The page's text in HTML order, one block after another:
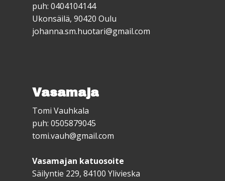
puh: 0404104144
Ukonsäilä, 90420 Oulu
johanna.sm.huotari@gmail.com
Vasamaja
Tomi Vauhkala
puh: 0505879045
tomi.vauh@gmail.com
Vasamajan katuosoite
Säilyntie 229, 84100 Ylivieska